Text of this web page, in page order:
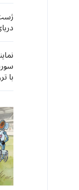
با